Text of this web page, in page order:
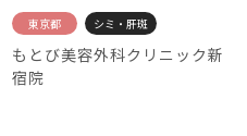
東京都 シミ・肝斑
もとび美容外科クリニック新
宿院